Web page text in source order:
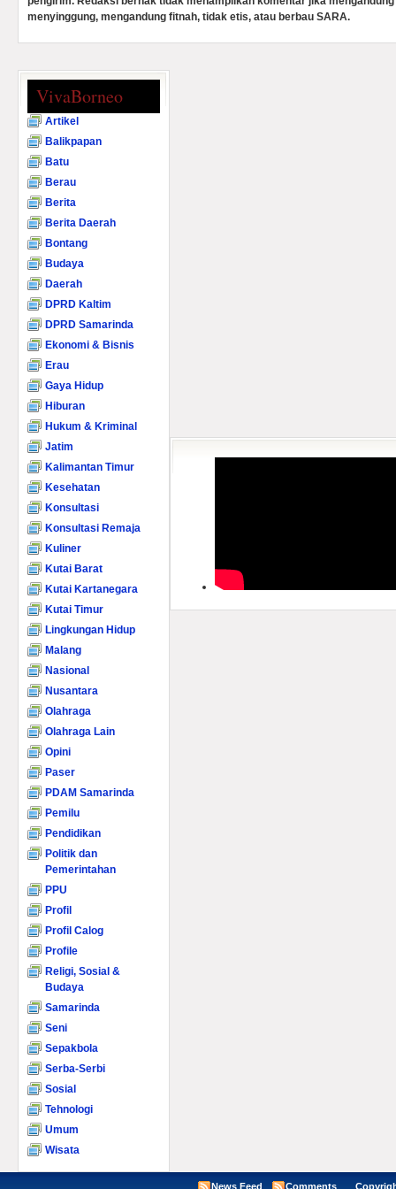
menyinggung, mengandung fitnah, tidak etis, atau berbau SARA.
VivaBorneo
Artikel
Balikpapan
Batu
Berau
Berita
Berita Daerah
Bontang
Budaya
Daerah
DPRD Kaltim
DPRD Samarinda
Ekonomi & Bisnis
Erau
Gaya Hidup
Hiburan
Hukum & Kriminal
Jatim
Kalimantan Timur
Kesehatan
Konsultasi
Konsultasi Remaja
Kuliner
Kutai Barat
Kutai Kartanegara
Kutai Timur
Lingkungan Hidup
Malang
Nasional
Nusantara
Olahraga
Olahraga Lain
Opini
Paser
PDAM Samarinda
Pemilu
Pendidikan
Politik dan
Pemerintahan
PPU
Profil
Profil Calog
Profile
Religi, Sosial &
Budaya
Samarinda
Seni
Sepakbola
Serba-Serbi
Sosial
Tehnologi
Umum
Wisata
News Feed Comments Copyright